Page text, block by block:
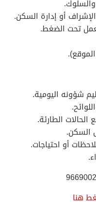
أو إدارة السكن.
تحت الضغط.
شؤونه اليومية.
الطارئة.
السكن.
أو احتياجات.
هنا